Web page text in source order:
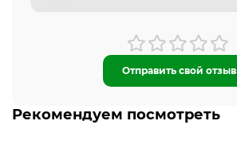
Отправить свой отзыв
Рекомендуем посмотреть